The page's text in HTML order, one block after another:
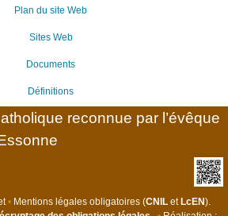
Plan du site Web
Sites Web
Documents
Définitions
reconnue par l’évêque
• Mentions légales obligatoires (CNIL etLcEN).